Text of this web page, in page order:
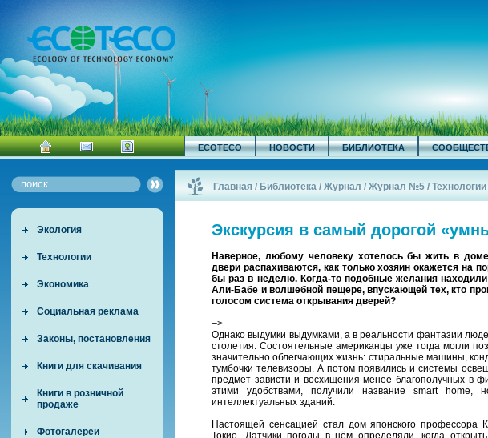
ECOTECO НОВОСТИ БИБЛИОТЕКА
Экология
Технологии
Экономика
Социальная реклама
Законы, постановления
Книги для скачивания
Книги в розничной
продаже
Фотогалереи
Главная / Библиотека /Журнал /Журнал №5 /Технологии
Экскурсия в самый дорогой
Наверное, любому человеку хотелось бы жить в
двери распахиваются, как только хозяин окажется на
бы раз в неделю. Когда-то подобные желания
Али-Бабе и волшебной пещере, впускающей тех, кто
голосом система открывания дверей?
–>
Однако выдумки выдумками, а в реальности фантазии
столетия. Состоятельные американцы уже тогда могли
значительно облегчающих жизнь: стиральные машины,
тумбочки телевизоры. А потом появились и системы
предмет зависти и восхищения менее благополучных в
этими удобствами, получили название smart
интеллектуальных зданий.
Настоящей сенсацией стал дом японского профессора
Токио. Датчики погоды в нём определяли, когда